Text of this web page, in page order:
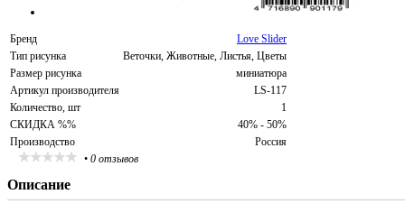
Бренд
Love Slider
Тип рисунка
Веточки, Животные, Листья, Цветы
Размер рисунка
миниатюра
Артикул производителя
LS-117
Количество, шт
1
СКИДКА %%
40% - 50%
Производство
Россия
• 0 отзывов
Описание